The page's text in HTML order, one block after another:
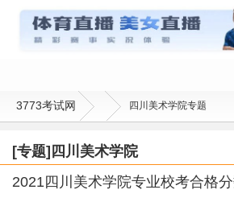
四川美术学
3773考试网 四川美术学院专题
[专题]四川美术学院
2021四川美术学院专业校考合格